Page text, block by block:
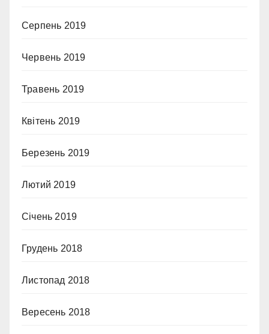
Серпень 2019
Червень 2019
Травень 2019
Квітень 2019
Березень 2019
Лютий 2019
Січень 2019
Грудень 2018
Листопад 2018
Вересень 2018